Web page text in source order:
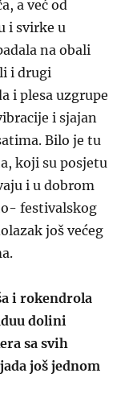
a već od
i svirke u
na obali
i drugi
i plesa uzgrupe
i sjajan
Bilo je tu
koji su posjetu
i u dobrom
festivalskog
još većeg
i rokendrola
dolini
sa svih
još jednom